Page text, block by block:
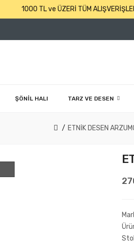
1000 TL ve ÜZERİ TÜM
ŞÖNİL HALI TARZ VE DESEN
ETNİK DESEN